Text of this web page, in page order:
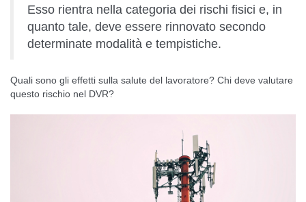
Esso rientra nella categoria dei rischi fisici e, in
quanto tale, deve essere rinnovato secondo
determinate modalità e tempistiche.
Quali sono gli effetti sulla salute del lavoratore? Chi deve valutare
questo rischio nel DVR?